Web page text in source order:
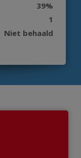
39%
1
Niet behaald